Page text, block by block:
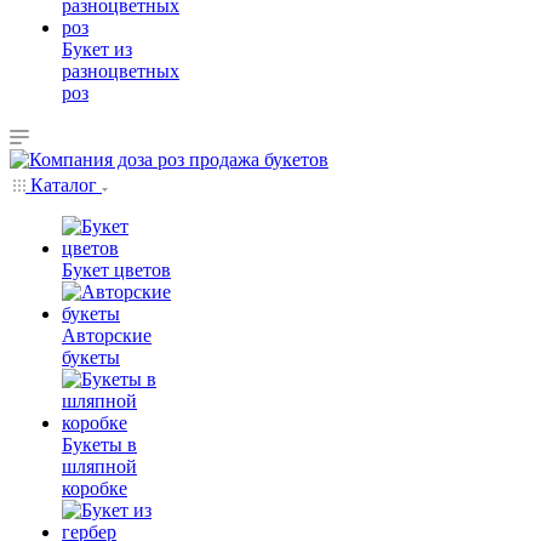
Букет из
разноцветных
роз
Каталог
Букет цветов
Авторские
букеты
Букеты в
шляпной
коробке